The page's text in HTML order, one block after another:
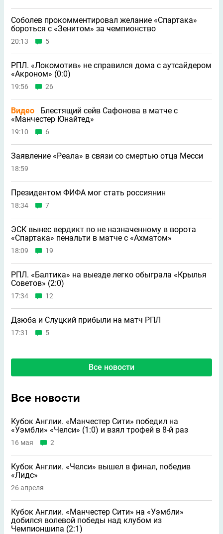
Соболев прокомментировал желание «Спартака»
бороться с «Зенитом» за чемпионство
20:13 5
РПЛ. «Локомотив» не справился дома с аутсайдером
«Акроном» (0:0)
19:56 26
Видео
Блестящий сейв Сафонова в матче с
«Манчестер Юнайтед»
19:10 6
Заявление «Реала» в связи со смертью отца Месси
18:59
Президентом ФИФА мог стать россиянин
18:34 7
ЭСК вынес вердикт по не назначенному в ворота
«Спартака» пенальти в матче с «Ахматом»
18:09 19
РПЛ. «Балтика» на выезде легко обыграла «Крылья
Советов» (2:0)
17:34 12
Дзюба и Слуцкий прибыли на матч РПЛ
17:31 5
Все новости
Все новости
Кубок Англии. «Манчестер Сити» победил на
«Уэмбли» «Челси» (1:0) и взял трофей в 8-й раз
16 мая 2
Кубок Англии. «Челси» вышел в финал, победив
«Лидс»
26 апреля
Кубок Англии. «Манчестер Сити» на «Уэмбли»
добился волевой победы над клубом из
Чемпионшипа (2:1)